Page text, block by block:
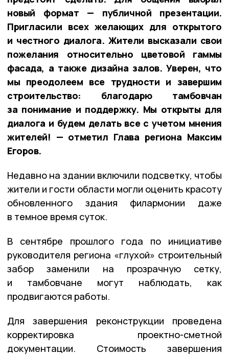
новый формат — публичной презентации.
Пригласили всех желающих для открытого
и честного диалога. Жители высказали свои
пожелания относительно цветовой гаммы
фасада, а также дизайна залов. Уверен, что
мы преодолеем все трудности и завершим
строительство: благодарю тамбовчан
за понимание и поддержку. Мы открыты для
диалога и будем делать все с учетом мнения
жителей! — отметил Глава региона Максим
Егоров.
Недавно на здании включили подсветку, чтобы
жители и гости области могли оценить красоту
обновленного здания филармонии даже
в темное время суток.
В сентябре прошлого года по инициативе
руководителя региона «глухой» строительный
забор заменили на прозрачную сетку,
и тамбовчане могут наблюдать, как
продвигаются работы.
Для завершения реконструкции проведена
корректировка проектно-сметной
документации. Стоимость завершения